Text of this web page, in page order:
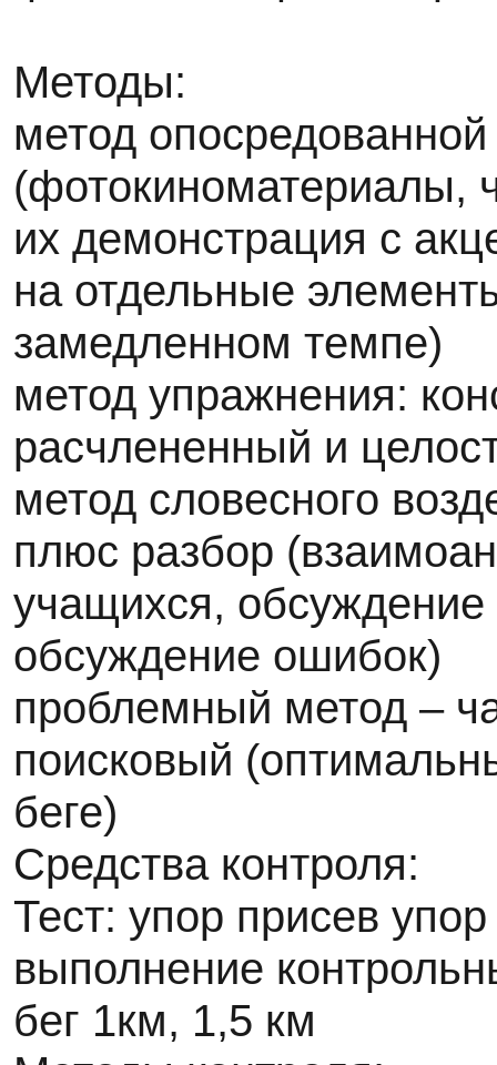
Методы:
метод опосредованной
(фотокиноматериалы,
их демонстрация с
на отдельные
замедленном темпе)
метод упражнения:
расчлененный и
метод словесного
плюс разбор
учащихся,
обсуждение ошибок)
проблемный метод –
поисковый
беге)
Средства контроля:
Тест: упор присев
выполнение
бег 1км, 1,5 км